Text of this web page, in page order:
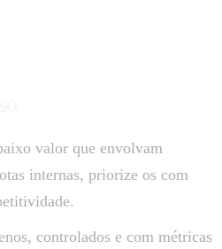
valor que envolvam
internas, priorize os com
controlados e com métricas